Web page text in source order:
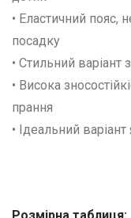
• Еластичний пояс,
посадку
• Стильний варіант
• Висока
прання
• Ідеальний